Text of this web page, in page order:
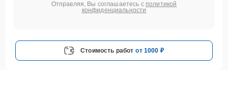
Отправляя, Вы соглашаетесь с политикой
конфиденциальности
Стоимость работ от 1000 ₽